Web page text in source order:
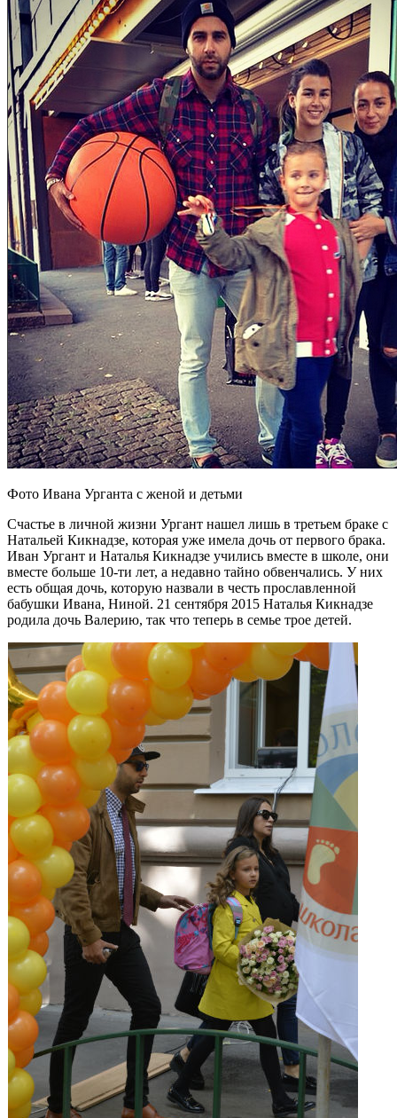
Фото Ивана Урганта с женой и детьми
Счастье в личной жизни Ургант нашел лишь в третьем браке с
Натальей Кикнадзе, которая уже имела дочь от первого брака.
Иван Ургант и Наталья Кикнадзе учились вместе в школе, они
вместе больше 10-ти лет, а недавно тайно обвенчались. У них
есть общая дочь, которую назвали в честь прославленной
бабушки Ивана, Ниной. 21 сентября 2015 Наталья Кикнадзе
родила дочь Валерию, так что теперь в семье трое детей.